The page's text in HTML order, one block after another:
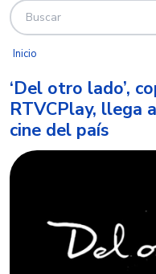
Inicio
‘Del otro lado’,
RTVCPlay, llega
cine del país